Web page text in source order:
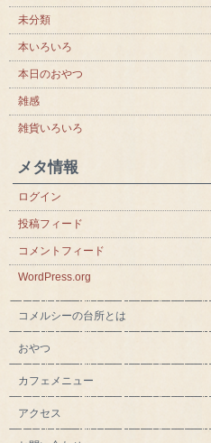
未分類
本いろいろ
本日のおやつ
雑感
雑貨いろいろ
メタ情報
ログイン
投稿フィード
コメントフィード
WordPress.org
コメルシーの台所とは
おやつ
カフェメニュー
アクセス